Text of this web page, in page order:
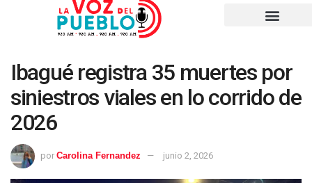
Ibagué registra 35 muertes por
siniestros viales en lo corrido de
2026
por Carolina Fernandez junio 2, 2026